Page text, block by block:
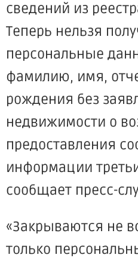
сведений из
Теперь нельзя
персональные
фамилию, имя,
рождения без
недвижимости о
предоставления
информации
сообщает пресс-
«Закрываются не
только